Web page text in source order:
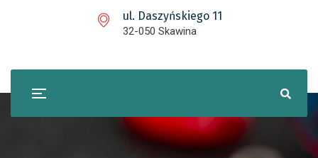
ul. Daszyńskiego 11
32-050 Skawina